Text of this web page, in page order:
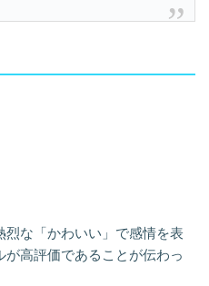
烈な「かわいい」で感情を表
高評価であることが伝わっ